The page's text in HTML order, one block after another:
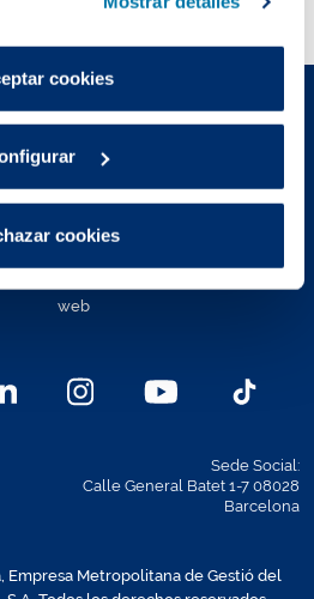
que el sitio web funcione y que
en nuestra
cookies
cookies
Políticas de privacidad
Política de cookies Área de
Clientes
Mapa Web
web
Sede Social:
Calle General Batet 1-7 08028
Barcelona
Empresa Metropolitana de Gestió del